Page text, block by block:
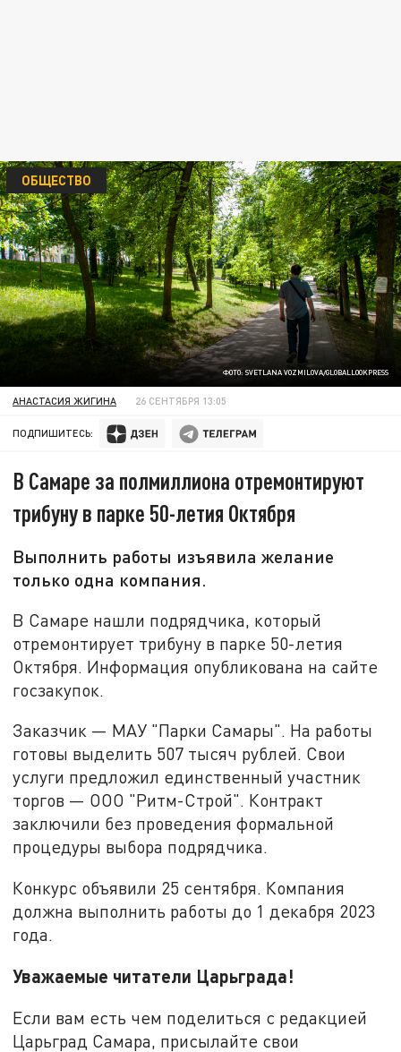
ФОТО: SVETLANA VOZMILOVA/GLOBALLOOKPRESS
ОБЩЕСТВО
АНАСТАСИЯ ЖИГИНА 26 СЕНТЯБРЯ 13:05
ПОДПИШИТЕСЬ:
В Самаре за полмиллиона отремонтируют
трибуну в парке 50-летия Октября
Выполнить работы изъявила желание
только одна компания.
В Самаре нашли подрядчика, который
отремонтирует трибуну в парке 50-летия
Октября. Информация опубликована на сайте
госзакупок.
Заказчик — МАУ "Парки Самары". На работы
готовы выделить 507 тысяч рублей. Свои
услуги предложил единственный участник
торгов — ООО "Ритм-Строй". Контракт
заключили без проведения формальной
процедуры выбора подрядчика.
Конкурс объявили 25 сентября. Компания
должна выполнить работы до 1 декабря 2023
года.
Уважаемые читатели Царьграда!
Если вам есть чем поделиться с редакцией
Царьград Самара, присылайте свои